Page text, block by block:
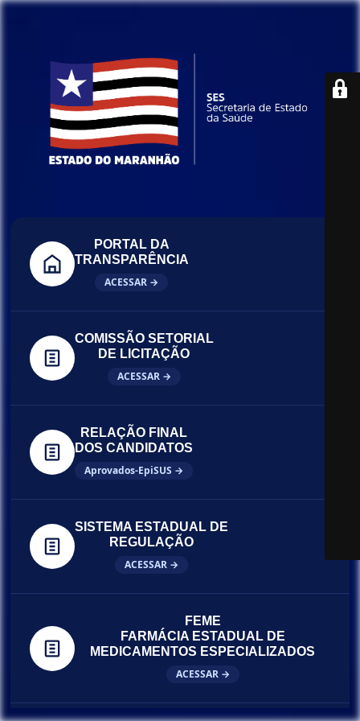
PORTAL DA
TRANSPARÊNCIA
ACESSAR →
COMISSÃO SETORIAL
DE LICITAÇÃO
ACESSAR →
RELAÇÃO FINAL
DOS CANDIDATOS
Aprovados-EpiSUS →
SISTEMA ESTADUAL DE
REGULAÇÃO
ACESSAR →
FEME
FARMÁCIA ESTADUAL DE
MEDICAMENTOS ESPECIALIZADOS
ACESSAR →